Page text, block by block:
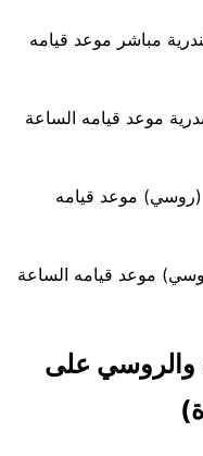
الإسكندرية مباشر موعد قيامه
الإسكندرية موعد قيامه الساعة
(روسي) موعد قيامه
(روسي) موعد قيامه الساعة
والروسي على